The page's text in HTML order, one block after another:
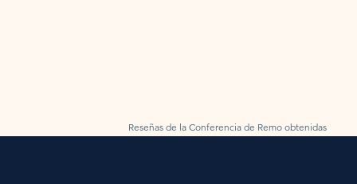
Reseñas de la Conferencia de Remo obtenidas